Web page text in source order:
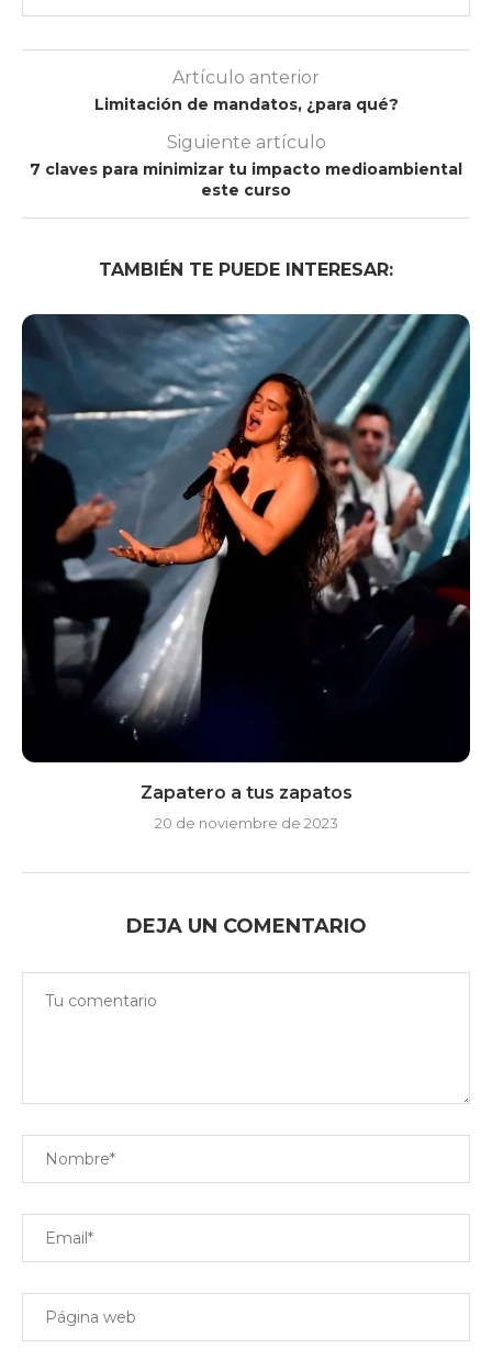
Artículo anterior
Limitación de mandatos, ¿para qué?
Siguiente artículo
7 claves para minimizar tu impacto medioambiental
este curso
TAMBIÉN TE PUEDE INTERESAR:
Zapatero a tus zapatos
20 de noviembre de 2023
DEJA UN COMENTARIO